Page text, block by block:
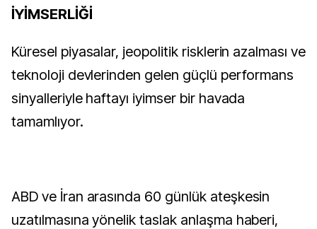
İYİMSERLİĞİ
Küresel piyasalar, jeopolitik risklerin azalması ve
teknoloji devlerinden gelen güçlü performans
sinyalleriyle haftayı iyimser bir havada
tamamlıyor.
ABD ve İran arasında 60 günlük ateşkesin
uzatılmasına yönelik taslak anlaşma haberi,